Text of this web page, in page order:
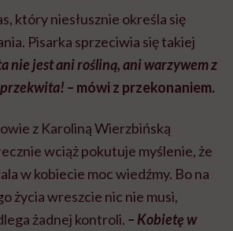
który niesłusznie określa się
Pisarka sprzeciwia się takiej
nie jest ani rośliną, ani warzywem z
– mówi z przekonaniem.
z Karoliną Wierzbińską
wciąż pokutuje myślenie, że
w kobiecie moc wiedźmy. Bo na
życia wreszcie nic nie musi,
żadnej kontroli. – Kobietę w